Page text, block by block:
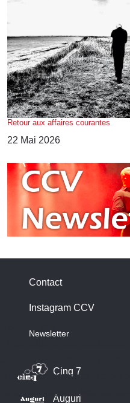
Retour aux affaires courantes
22 Mai 2026
Contact
Instagram CCV
Newsletter
Cinq 7
Auguri
aident à améliorer ce site et
traceurs). Vous pouvez